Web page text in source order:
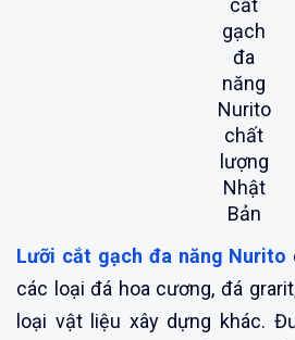
cắt
gạch
đa
năng
Nurito
chất
lượng
Nhật
Bản
Lưỡi cắt gạch đa năng Nurito
các loại đá hoa cương, đá
loại vật liệu xây dựng khác.